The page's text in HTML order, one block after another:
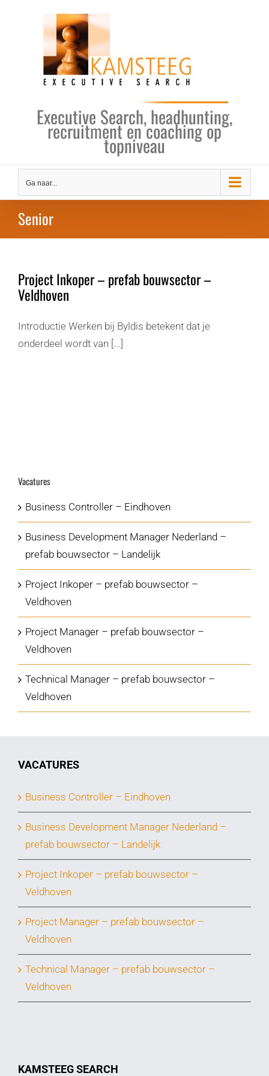
Executive Search, headhunting,
recruitment en coaching op
topniveau
Ga naar...
Senior
Project Inkoper – prefab bouwsector –
Veldhoven
Introductie Werken bij Byldis betekent dat je
onderdeel wordt van [...]
Vacatures
Business Controller – Eindhoven
Business Development Manager Nederland –
prefab bouwsector – Landelijk
Project Inkoper – prefab bouwsector –
Veldhoven
Project Manager – prefab bouwsector –
Veldhoven
Technical Manager – prefab bouwsector –
Veldhoven
VACATURES
Business Controller – Eindhoven
Business Development Manager Nederland –
prefab bouwsector – Landelijk
Project Inkoper – prefab bouwsector –
Veldhoven
Project Manager – prefab bouwsector –
Veldhoven
Technical Manager – prefab bouwsector –
Veldhoven
KAMSTEEG SEARCH